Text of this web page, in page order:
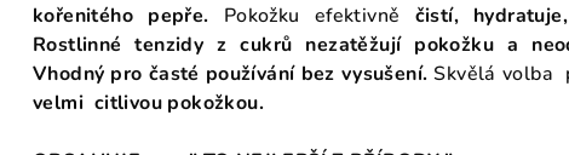
kořenitého pepře. Pokožku efektivně čistí,
Rostlinné tenzidy z cukrů nezatěžují pokožku a
Vhodný pro časté používání bez vysušení. Skvělá volba
velmi citlivou pokožkou.